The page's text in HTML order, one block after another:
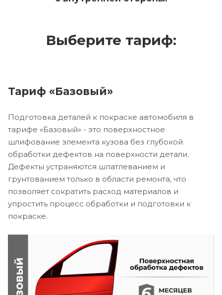
Выберите тариф:
Тариф «Базовый»
Подготовка деталей к покраске автомобиля в
тарифе «Базовый» - это поверхностное
шлифование элемента кузова без глубокой
обработки дефектов на поверхности детали.
Дефекты устраняются шпатлеванием и
грунтованием только в области ремонта, что
позволяет сократить расход материалов и
упростить процесс обработки и подготовки к
покраске.